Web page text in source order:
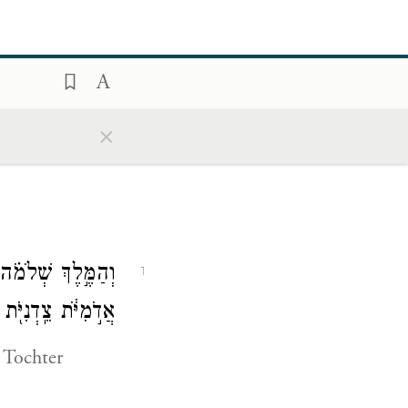
×
1
וְהַמֶּ֣לֶךְ שְׁלֹמֹ֗ה
אֲדֹ֣מִיֹּ֔ת